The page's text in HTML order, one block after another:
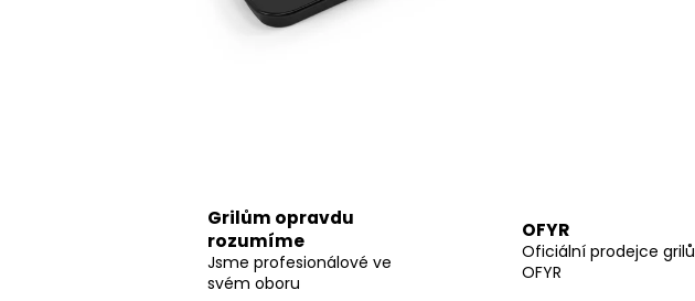
Grilům opravdu
rozumíme
Jsme profesionálové ve
svém oboru
OFYR
Oficiální prodejce grilů
OFYR